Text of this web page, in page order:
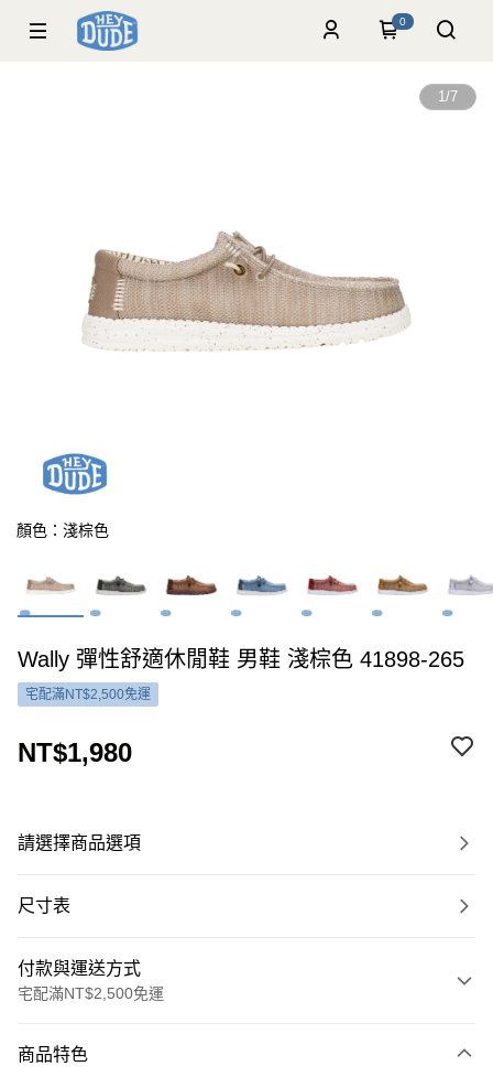
0
1/7
顏色：淺棕色
Wally 彈性舒適休閒鞋 男鞋 淺棕色 41898-265
宅配滿NT$2,500免運
NT$1,980
請選擇商品選項
尺寸表
付款與運送方式
宅配滿NT$2,500免運
信用卡一次付款
商品特色